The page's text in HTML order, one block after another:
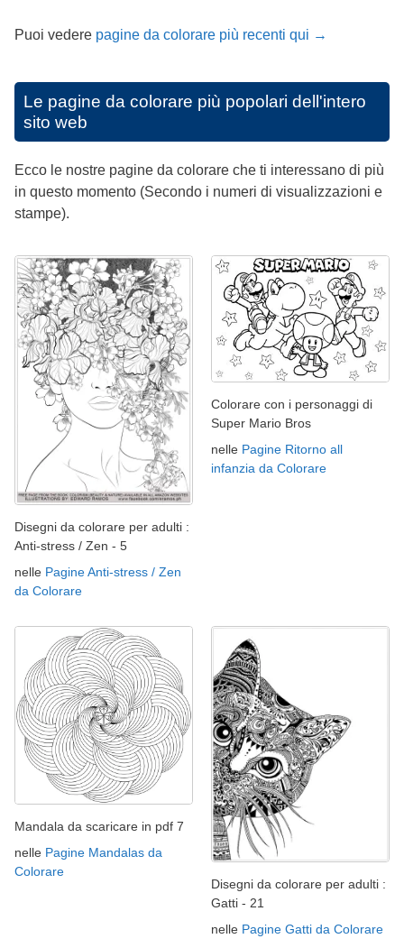
Puoi vedere pagine da colorare più recenti qui →
Le pagine da colorare più popolari dell'intero
sito web
Ecco le nostre pagine da colorare che ti interessano di più
in questo momento (Secondo i numeri di visualizzazioni e
stampe).
Disegni da colorare per adulti :
Anti-stress / Zen - 5
nelle Pagine Anti-stress / Zen
da Colorare
Colorare con i personaggi di
Super Mario Bros
nelle Pagine Ritorno all
infanzia da Colorare
Mandala da scaricare in pdf 7
nelle Pagine Mandalas da
Colorare
Disegni da colorare per adulti :
Gatti - 21
nelle Pagine Gatti da Colorare